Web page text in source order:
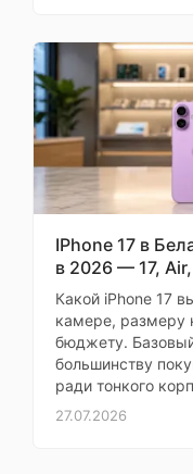
этот
Моя оценка
эти
отличный
мощный
хорошую
быструю
брать
IPhone 17 в
в 2026 — 17,
Какой iPhone 17
камере, размеру
бюджету.
большинству
ради тонкого
27.07.2026